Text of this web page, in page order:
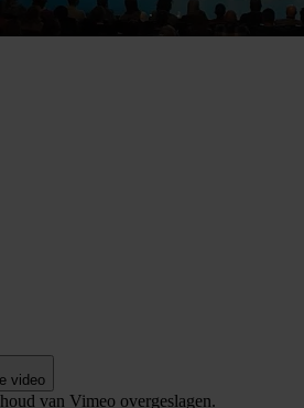
video
van Vimeo overgeslagen.